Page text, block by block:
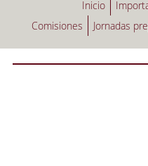
Inicio
Comisiones
Jornadas